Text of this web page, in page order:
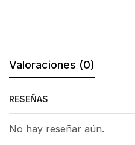
Valoraciones (0)
RESEÑAS
No hay reseñar aún.